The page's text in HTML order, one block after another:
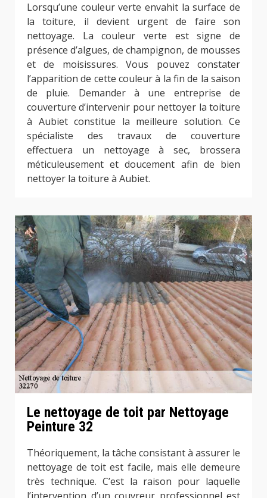
Lorsqu’une couleur verte envahit la surface de
la toiture, il devient urgent de faire son
nettoyage. La couleur verte est signe de
présence d’algues, de champignon, de mousses
et de moisissures. Vous pouvez constater
l’apparition de cette couleur à la fin de la saison
de pluie. Demander à une entreprise de
couverture d’intervenir pour nettoyer la toiture
à Aubiet constitue la meilleure solution. Ce
spécialiste des travaux de couverture
effectuera un nettoyage à sec, brossera
méticuleusement et doucement afin de bien
nettoyer la toiture à Aubiet.
Le nettoyage de toit par Nettoyage
Peinture 32
Théoriquement, la tâche consistant à assurer le
nettoyage de toit est facile, mais elle demeure
très technique. C’est la raison pour laquelle